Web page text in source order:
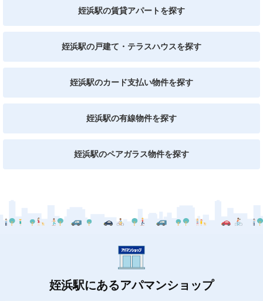
姪浜駅の賃貸アパートを探す
姪浜駅の戸建て・テラスハウスを探す
姪浜駅のカード支払い物件を探す
姪浜駅の有線物件を探す
姪浜駅のペアガラス物件を探す
姪浜駅にあるアパマンショップ